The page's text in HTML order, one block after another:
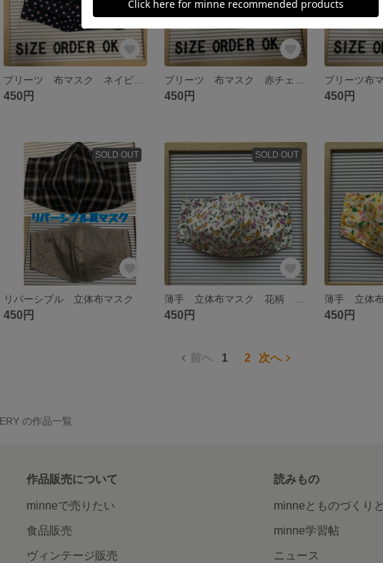
プリーツ 布マスク ネイビー×ピンクドット
450円 450円 450円
SOLD OUT
リバーシブル 立体布マスク
450円
SOLD OUT
450円 450円
前へ 1 2 次へ
の作品一覧
作品販売について
minneで売りたい
食品販売
ヴィンテージ販売
読みもの
minneとものづくりと
minne学習帖
ニュース